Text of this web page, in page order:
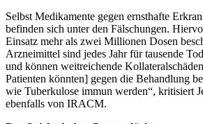
Selbst Medikamente gegen ernsthafte
befinden sich unter den Fälschungen.
Einsatz mehr als zwei Millionen Dosen
Arzneimittel sind jedes Jahr für tausende
und können weitreichende
Patienten könnten] gegen die Behandlung
wie Tuberkulose immun werden“, kritisiert
ebenfalls von IRACM.